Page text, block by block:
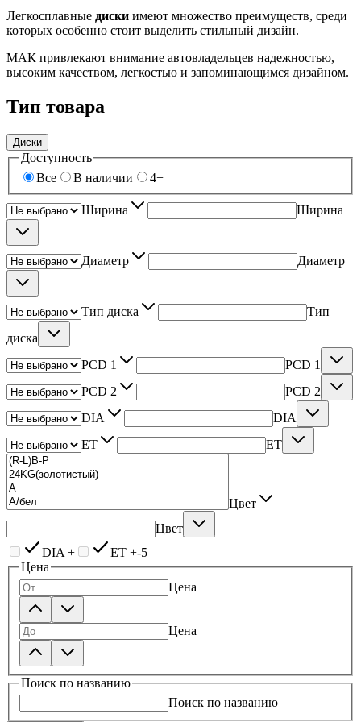
Легкосплавные диски имеют множество преимуществ, среди
которых особенно стоит выделить стильный дизайн.
МАК привлекают внимание автовладельцев надежностью,
высоким качеством, легкостью и запоминающимся дизайном.
Тип товара
Диски
Доступность
Все
В наличии 4+
Ширина Ширина
Диаметр Диаметр
Тип диска
Тип
диска
PCD 1
PCD 1
PCD 2
PCD 2
DIA
DIA
ET
ET
Цвет
Цвет
DIA +
ET +-5
Цена
Цена
Цена
Поиск по названию
Поиск по названию